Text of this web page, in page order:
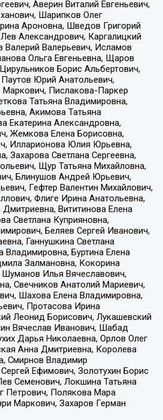
Аверин Виталий Евгеньевич,
Шарипков Олег
Ароновна, Шведов Григорий
Александрович, Каргалицкий
Валерьевич, Исламов
Ольга Евгеньевна, Щаров
Борис Альбертович,
Юрий Анатольевич,
Маркович, Пислакова-Паркер
Татьяна Владимировна,
Акимова Татьяна
Екатерина Александровна,
Жемкова Елена Борисовна,
Илларионова Юлия Юрьевна,
Захарова Светлана Сергеевна,
Щур Татьяна Михайловна,
Блинушов Андрей Юрьевич,
Гефтер Валентин Михайлович,
Флиге Ирина Анатольевна,
Вититинова Елена
Светлана Куприяновна,
Беляев Сергей Иванович,
Ганнушкина Светлана
Владимировна, Буртина Елена
Залмановна, Кокорина
Шуманов Илья Вячеславович,
Свечников Анатолий Мариевич,
Шахова Елена Владимировна,
Протасова Ирина
Леонид Борисович, Лукашевский
Вячеслав Иванович, Шабад
Дарья Николаевна, Орлов Олег
Анна Дмитриевна, Королева
Смирнов Владимир
Ефимович, Золотухин Борис
Семенович, Локшина Татьяна
Петрович, Полякова Мара
Маркович, Захаров Герман